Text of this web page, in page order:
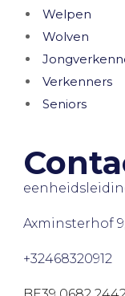
Welpen
Wolven
Verkenners
Seniors
Axminsterhof
+32468320912